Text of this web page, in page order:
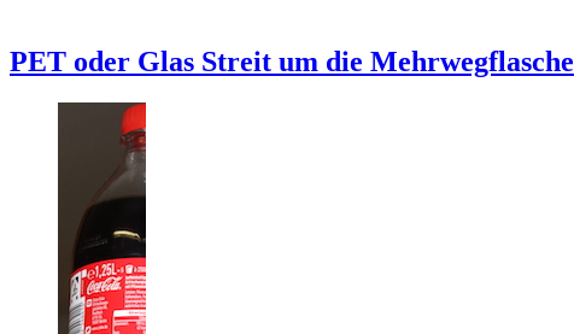
PET oder Glas Streit um die Mehrwegflasche